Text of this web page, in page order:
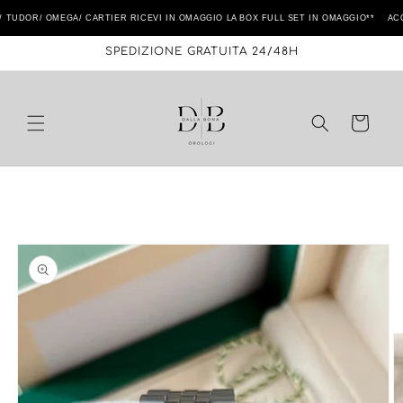
OMEGA/ CARTIER RICEVI IN OMAGGIO LA BOX FULL SET IN OMAGGIO**
direttamente
ai contenuti
SPEDIZIONE GRATUITA 24/48H
Carrello